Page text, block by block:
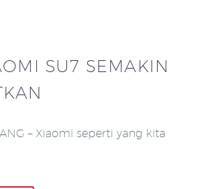
SU7 SEMAKIN
– Xiaomi seperti yang kita